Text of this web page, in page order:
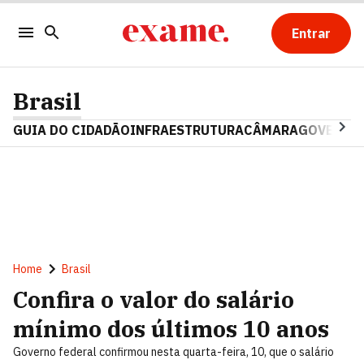
Entrar
Brasil
GUIA DO CIDADÃOINFRAESTRUTURACÂMARAGOVERNO
Home Brasil
Confira o valor do salário
mínimo dos últimos 10 anos
Governo federal confirmou nesta quarta-feira, 10, que o salário